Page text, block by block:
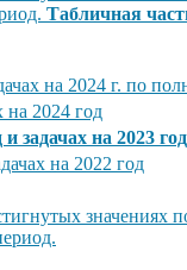
Табличная
на 2024 г. по
на 2024 год
задачах на 2023 год
на 2022 год
значениях